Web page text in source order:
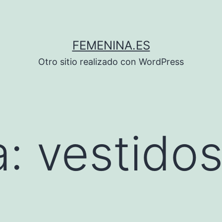
FEMENINA.ES
Otro sitio realizado con WordPress